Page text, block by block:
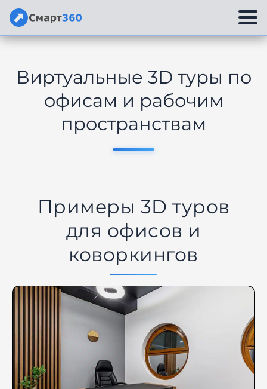
Перейти
содержимому
Виртуальные 3D туры по
офисам и рабочим
пространствам
Примеры 3D туров
для офисов и
коворкингов